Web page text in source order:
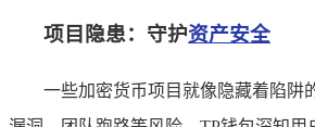
项目隐患：守护资产安全
一些加密货币项目就像隐藏着陷阱